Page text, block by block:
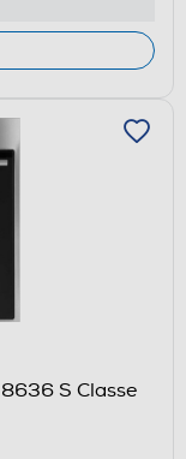
S Classe